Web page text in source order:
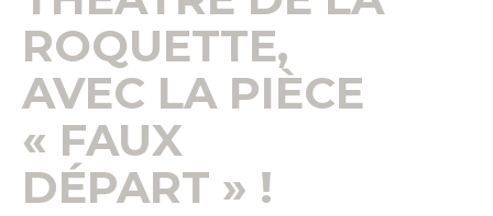
ROQUETTE,
AVEC LA PIÈCE
« FAUX
DÉPART » !